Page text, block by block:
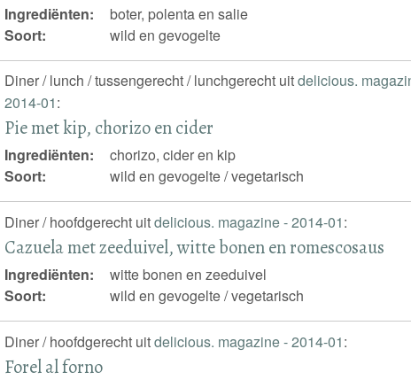
Ingrediënten:
boter, polenta en salie
Soort:
wild en gevogelte
Diner / lunch / tussengerecht / lunchgerecht uitdelicious.
2014-01:
Pie met kip, chorizo en cider
Ingrediënten:
chorizo, cider en kip
Soort:
wild en gevogelte / vegetarisch
Diner / hoofdgerecht uitdelicious. magazine - 2014-01:
Cazuela met zeeduivel, witte bonen en romescosaus
Ingrediënten:
witte bonen en zeeduivel
Soort:
wild en gevogelte / vegetarisch
Diner / hoofdgerecht uitdelicious. magazine - 2014-01:
Forel al forno